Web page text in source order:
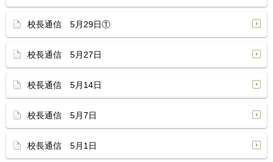
校長通信 5月29日①
校長通信 5月27日
校長通信 5月14日
校長通信 5月7日
校長通信 5月1日